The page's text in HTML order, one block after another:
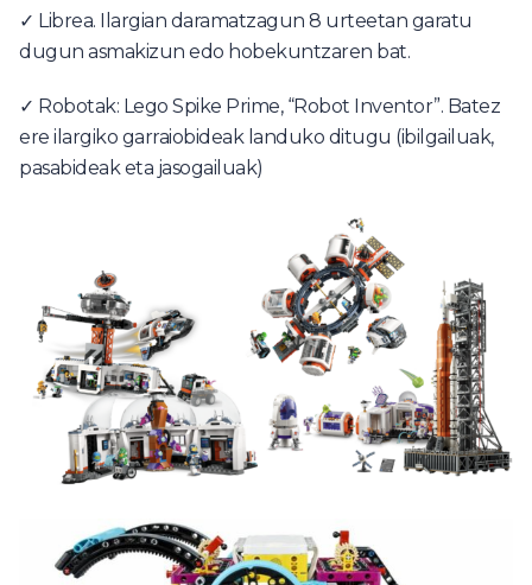
✓ Librea. Ilargian daramatzagun 8 urteetan garatu
dugun asmakizun edo hobekuntzaren bat.
✓ Robotak: Lego Spike Prime, “Robot Inventor”. Batez
ere ilargiko garraiobideak landuko ditugu (ibilgailuak,
pasabideak eta jasogailuak)